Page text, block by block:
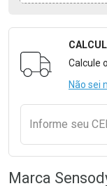
Formulário
Calcule
Não sei
Informe seu
Marca